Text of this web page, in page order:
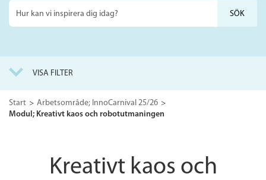
Sök
på
VISA FILTER
Start
Arbetsområde; InnoCarnival 25/26
Modul; Kreativt kaos och robotutmaningen
Kreativt kaos och